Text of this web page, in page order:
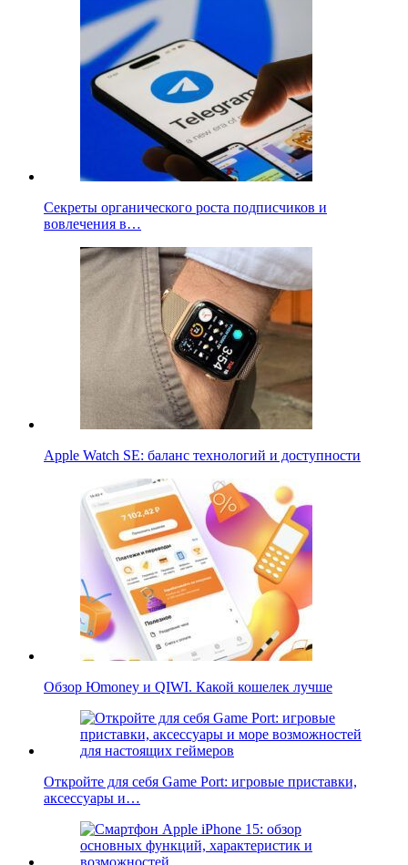
Секреты органического роста подписчиков и
вовлечения в…
Apple Watch SE: баланс технологий и доступности
Обзор Юmoney и QIWI. Какой кошелек лучше
Откройте для себя Game Port: игровые приставки,
аксессуары и…